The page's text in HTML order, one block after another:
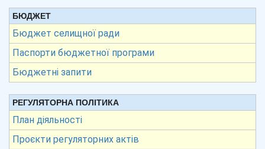
БЮДЖЕТ
Бюджет селищної ради
Паспорти бюджетної програми
Бюджетні запити
РЕГУЛЯТОРНА ПОЛІТИКА
План діяльності
Проєкти регуляторних актів